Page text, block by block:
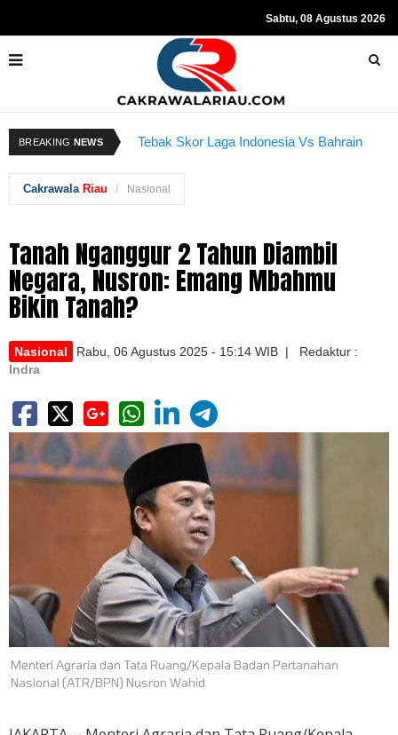
Sabtu, 08 Agustus 2026
BREAKING NEWS
Tebak Skor Laga Indonesia Vs Bahrain
Sempat Teriakkan Kata "Merdeka"
Cakrawala Riau Nasional
Tanah Nganggur 2 Tahun Diambil
Negara, Nusron: Emang Mbahmu
Bikin Tanah?
Nasional
Rabu, 06 Agustus 2025 - 15:14 WIB | Redaktur :
Indra
Menteri Agraria dan Tata Ruang/Kepala Badan Pertanahan
Nasional (ATR/BPN) Nusron Wahid